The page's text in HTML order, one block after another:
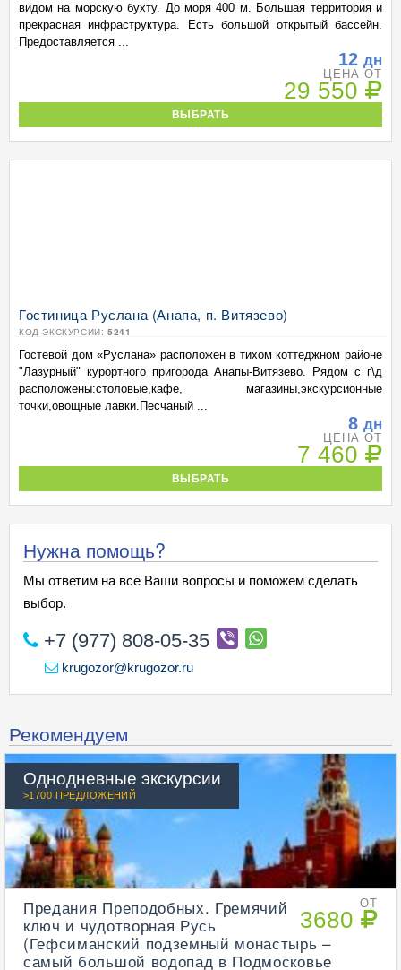
видом на морскую бухту. До моря 400 м. Большая территория и
прекрасная инфраструктура. Есть большой открытый бассейн.
Предоставляется ...
12 дн
ЦЕНА ОТ
29 550
ВЫБРАТЬ
Гостиница Руслана (Анапа, п. Витязево)
КОД ЭКСКУРСИИ: 5241
Гостевой дом «Руслана» расположен в тихом коттеджном районе
"Лазурный" курортного пригорода Анапы-Витязево. Рядом с г\д
расположены:столовые,кафе, магазины,экскурсионные
точки,овощные лавки.Песчаный ...
8 дн
ЦЕНА ОТ
7 460
ВЫБРАТЬ
Нужна помощь?
Мы ответим на все Ваши вопросы и поможем сделать
выбор.
+7 (977) 808-05-35
krugozor@krugozor.ru
Рекомендуем
Однодневные экскурсии
>1700 ПРЕДЛОЖЕНИЙ
ОТ
3680
Предания Преподобных. Гремячий
ключ и чудотворная Русь
(Гефсиманский подземный монастырь –
самый большой водопад в Подмосковье